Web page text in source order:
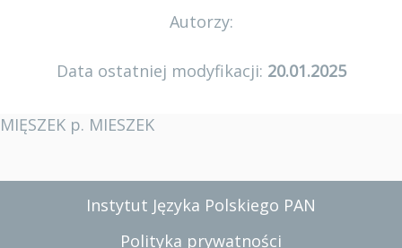
Autorzy:
Data ostatniej modyfikacji: 20.01.2025
MIĘSZEK p. MIESZEK
Instytut Języka Polskiego PAN
Polityka prywatności